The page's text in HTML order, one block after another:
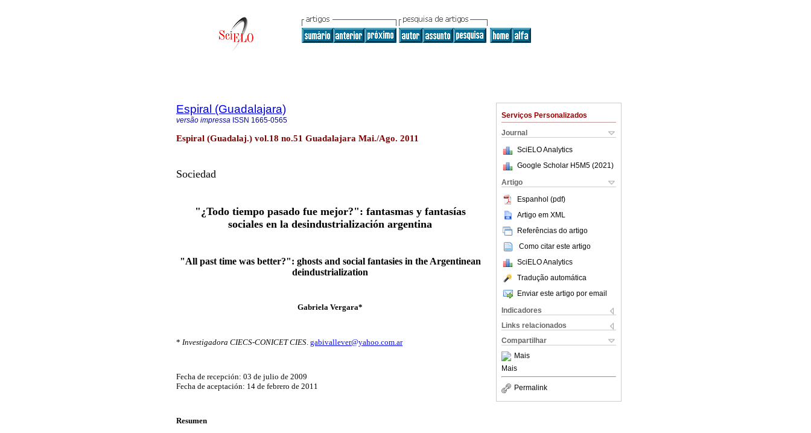
Serviços Personalizados
Journal
SciELO Analytics
Google Scholar H5M5 (2021 )
Artigo
Espanhol (pdf)
Artigo em XML
Referências do artigo
Como citar este artigo
SciELO Analytics
Tradução automática
Enviar este artigo por email
Indicadores
Links relacionados
Compartilhar
Mais
Mais
Permalink
Espiral (Guadalajara)
versão impressa ISSN 1665-0565
Espiral (Guadalaj.) vol.18 no.51 Guadalajara Mai./Ago. 2011
Sociedad
"¿Todo tiempo pasado fue mejor?": fantasmas y fantasías
sociales en la desindustrialización argentina
"All past time was better?": ghosts and social fantasies in the Argentinean
deindustrialization
Gabriela Vergara*
* Investigadora CIECS-CONICET CIES gabivallever@yahoo.com.ar
Fecha de recepción: 03 de julio de 2009
Fecha de aceptación: 14 de febrero de 2011
Resumen